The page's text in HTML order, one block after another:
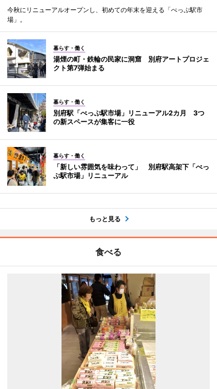
今秋にリニューアルオープンし、初めての年末を迎える「べっぷ駅市
場」。
暮らす・働く
湯煙の町・鉄輪の民家に洞窟 別府アートプロジェ
クト第7弾始まる
暮らす・働く
別府駅「べっぷ駅市場」リニューアル2カ月 3つ
の新スペースが集客に一役
暮らす・働く
「新しい雰囲気を味わって」 別府駅高架下「べっ
ぷ駅市場」リニューアル
もっと見る
食べる